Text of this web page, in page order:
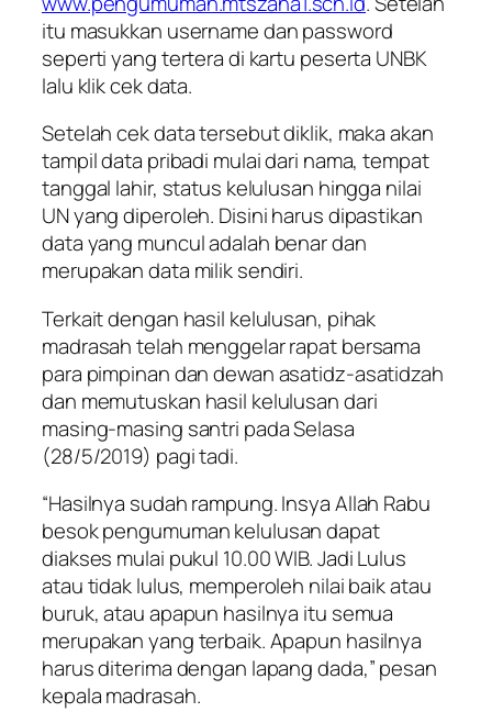
itu masukkan username dan password
seperti yang tertera di kartu peserta UNBK
lalu klik cek data.
Setelah cek data tersebut diklik, maka akan
tampil data pribadi mulai dari nama, tempat
tanggal lahir, status kelulusan hingga nilai
UN yang diperoleh. Disini harus dipastikan
data yang muncul adalah benar dan
merupakan data milik sendiri.
Terkait dengan hasil kelulusan, pihak
madrasah telah menggelar rapat bersama
para pimpinan dan dewan asatidz-asatidzah
dan memutuskan hasil kelulusan dari
masing-masing santri pada Selasa
(28/5/2019) pagi tadi.
“Hasilnya sudah rampung. Insya Allah Rabu
besok pengumuman kelulusan dapat
diakses mulai pukul 10.00 WIB. Jadi Lulus
atau tidak lulus, memperoleh nilai baik atau
buruk, atau apapun hasilnya itu semua
merupakan yang terbaik. Apapun hasilnya
harus diterima dengan lapang dada,” pesan
kepala madrasah.